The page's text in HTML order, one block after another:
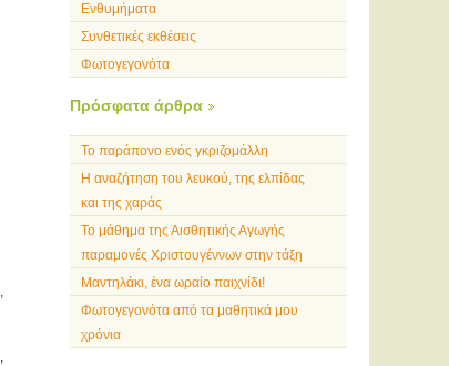
Ενθυμήματα
Συνθετικές εκθέσεις
Φωτογεγονότα
Πρόσφατα άρθρα
Το παράπονο ενός γκριζομάλλη
Η αναζήτηση του λευκού, της ελπίδας
και της χαράς
Το μάθημα της Αισθητικής Αγωγής
παραμονές Χριστουγέννων στην τάξη
Μαντηλάκι, ένα ωραίο παιχνίδι!
Φωτογεγονότα από τα μαθητικά μου
χρόνια